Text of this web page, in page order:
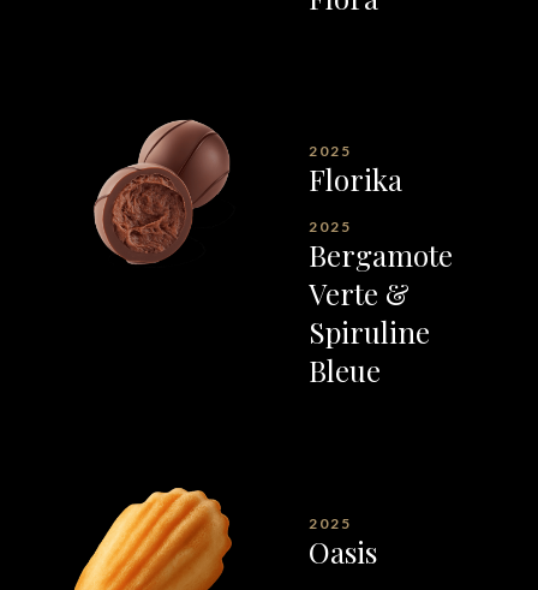
2025
Florika
2025
Bergamote
Verte &
Spiruline
Bleue
2025
Oasis